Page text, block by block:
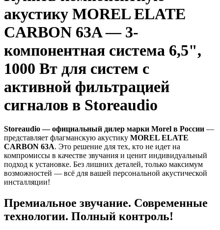
акустику MOREL ELATE
CARBON 63A — 3-
компонентная система 6,5",
1000 Вт для систем с
активной фильтрацией
сигналов в Storeaudio
Storeaudio — официальный дилер марки Morel в России —
представляет флагманскую акустику MOREL ELATE
CARBON 63A. Это решение для тех, кто не идет на
компромиссы в качестве звучания и ценит индивидуальный
подход к установке. Без лишних деталей, только максимум
возможностей — всё для вашей персональной акустической
инсталляции!
Премиальное звучание. Современные
технологии. Полный контроль!